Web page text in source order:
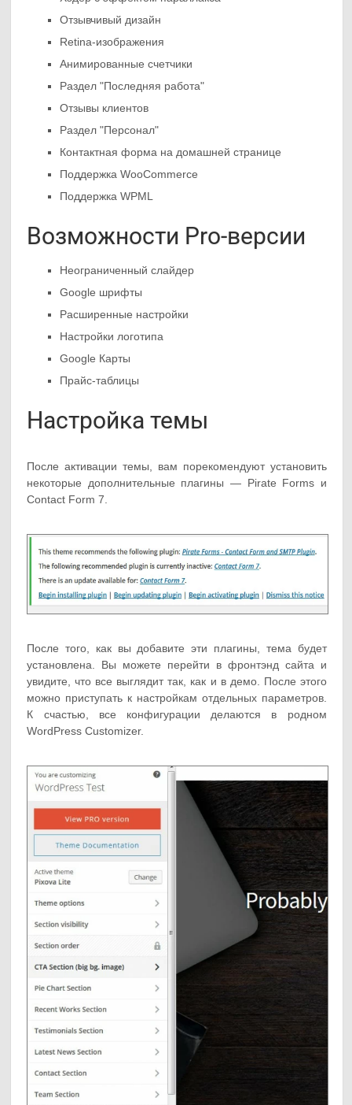
Отзывчивый дизайн
Retina-изображения
Анимированные счетчики
Раздел "Последняя работа"
Отзывы клиентов
Раздел "Персонал"
Контактная форма на домашней странице
Поддержка WooCommerce
Поддержка WPML
Возможности Pro-версии
Неограниченный слайдер
Google шрифты
Расширенные настройки
Настройки логотипа
Google Карты
Прайс-таблицы
Настройка темы
После активации темы, вам порекомендуют установить
некоторые дополнительные плагины — Pirate Forms и
Contact Form 7.
После того, как вы добавите эти плагины, тема будет
установлена. Вы можете перейти в фронтэнд сайта и
увидите, что все выглядит так, как и в демо. После этого
можно приступать к настройкам отдельных параметров.
К счастью, все конфигурации делаются в родном
WordPress Customizer.